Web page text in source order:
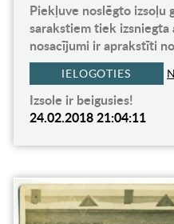
Piekļuve noslēgto izsoļu
sarakstiem tiek
nosacījumi ir aprakstīti
IELOGOTIES
Izsole ir beigusies!
24.02.2018 21:04:11